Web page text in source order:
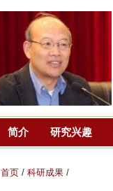
简介 研究兴趣
首页 / 科研成果 /